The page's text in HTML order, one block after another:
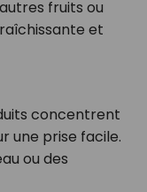
fruits ou
et
concentrent
une prise facile.
ou des